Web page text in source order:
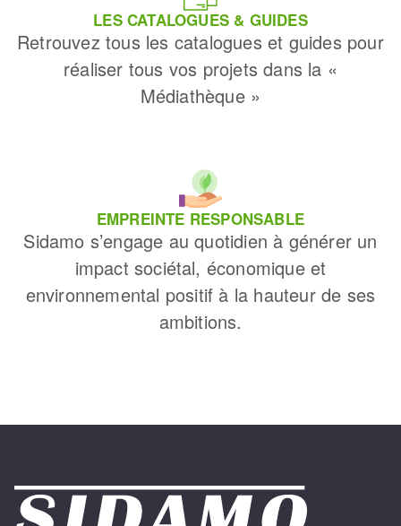
LES CATALOGUES & GUIDES
Retrouvez tous les catalogues et guides pour
réaliser tous vos projets dans la «
Médiathèque »
EMPREINTE RESPONSABLE
Sidamo s’engage au quotidien à générer un
impact sociétal, économique et
environnemental positif à la hauteur de ses
ambitions.